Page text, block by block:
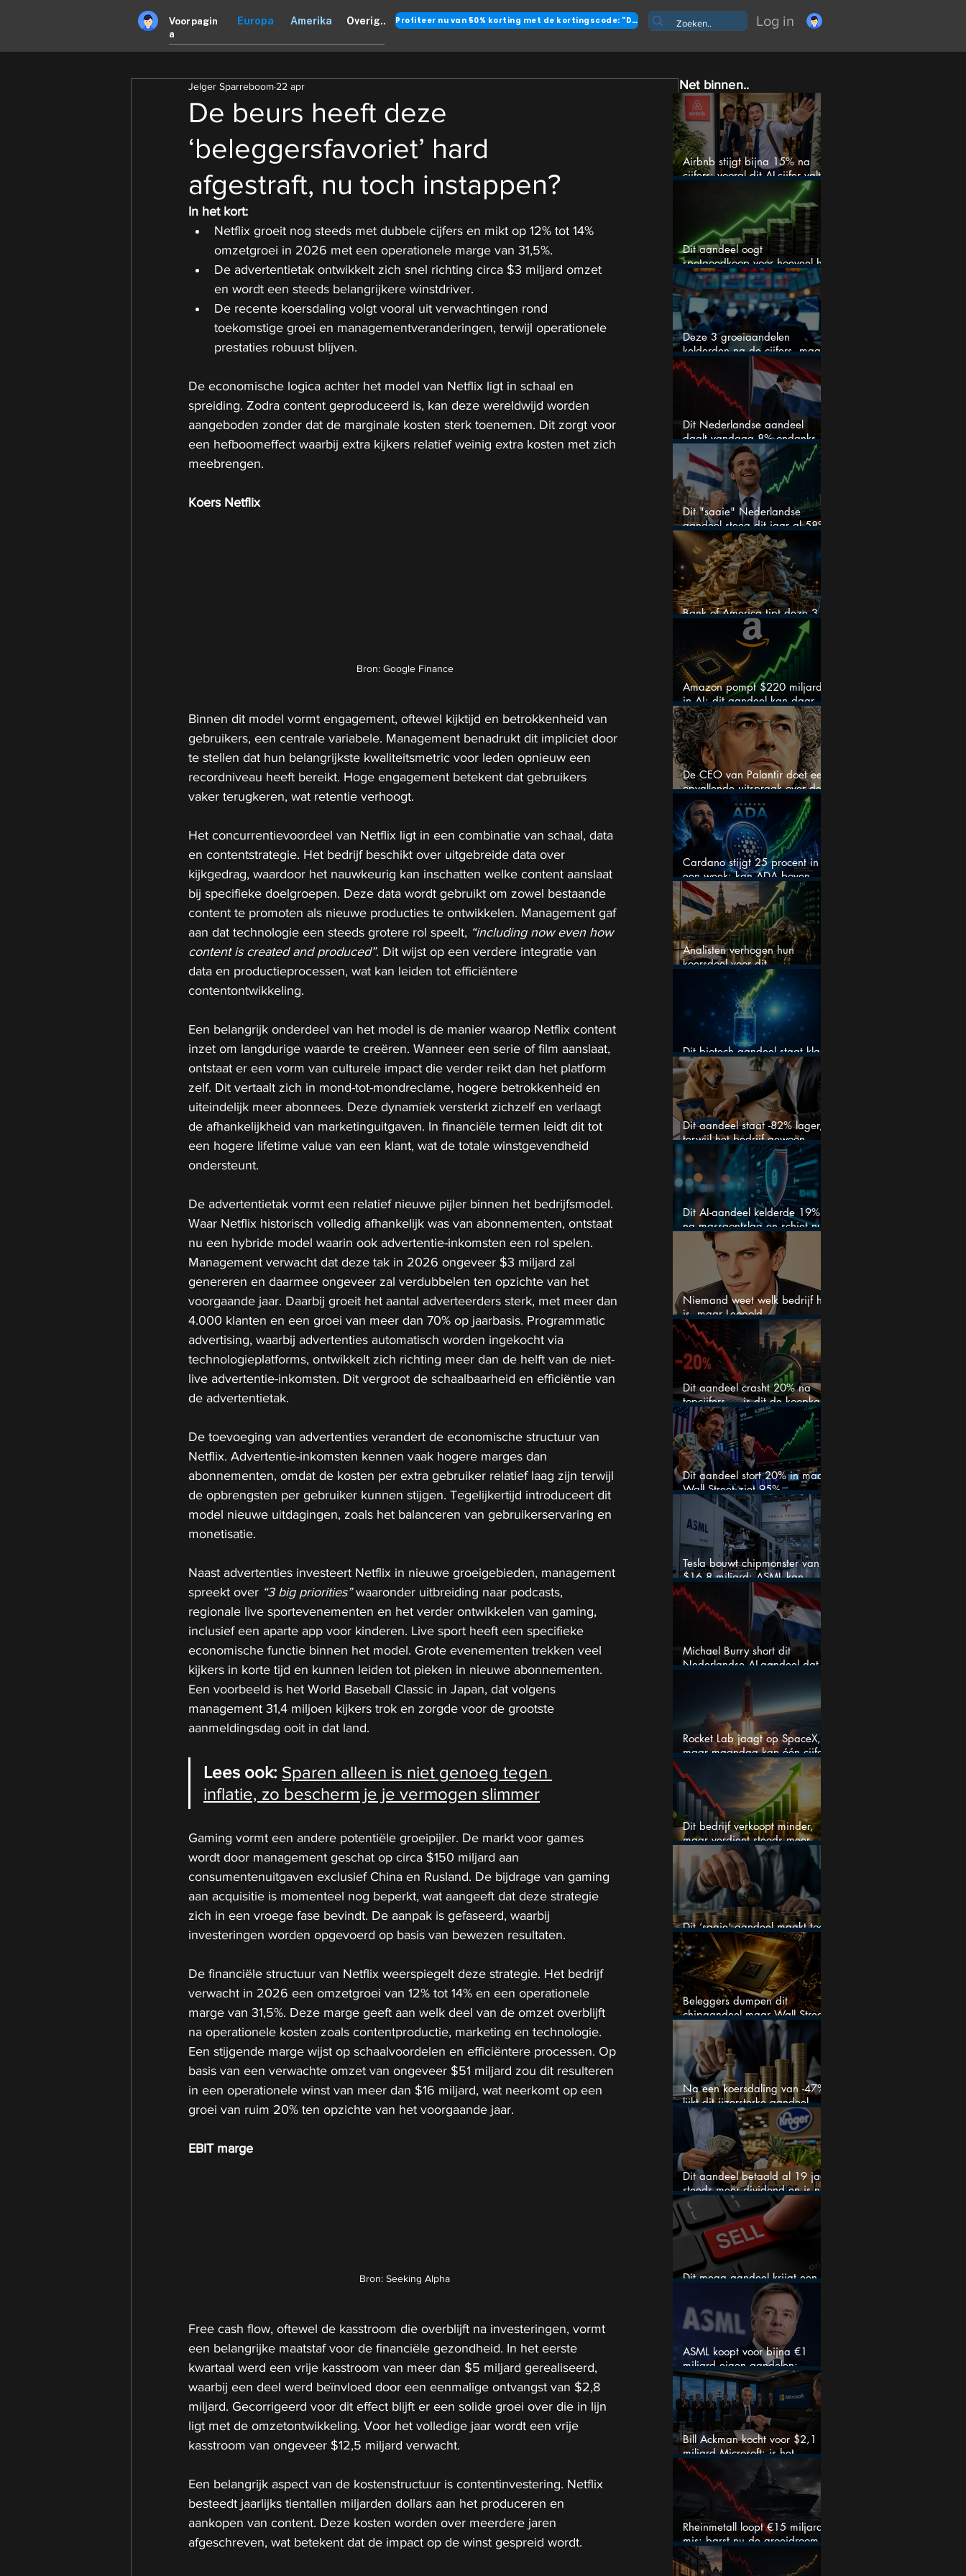
Voorpagin
a
Europa Amerika Overig.. Profiteer nu van 50% korting met de kortingscode: "DANK" Log in
De beurs heeft deze
‘beleggersfavoriet’ hard
afgestraft, nu toch instappen?
Jelger Sparreboom 22 apr
In het kort:
Netflix groeit nog steeds met dubbele cijfers en mikt op 12% tot 14%
omzetgroei in 2026 met een operationele marge van 31,5%.
De advertentietak ontwikkelt zich snel richting circa $3 miljard omzet
en wordt een steeds belangrijkere winstdriver.
De recente koersdaling volgt vooral uit verwachtingen rond
toekomstige groei en managementveranderingen, terwijl operationele
prestaties robuust blijven.
De economische logica achter het model van Netflix ligt in schaal en
spreiding. Zodra content geproduceerd is, kan deze wereldwijd worden
aangeboden zonder dat de marginale kosten sterk toenemen. Dit zorgt voor
een hefboomeffect waarbij extra kijkers relatief weinig extra kosten met zich
meebrengen.
Koers Netflix
Bron: Google Finance
Binnen dit model vormt engagement, oftewel kijktijd en betrokkenheid van
gebruikers, een centrale variabele. Management benadrukt dit impliciet door
te stellen dat hun belangrijkste kwaliteitsmetric voor leden opnieuw een
recordniveau heeft bereikt. Hoge engagement betekent dat gebruikers
vaker terugkeren, wat retentie verhoogt.
Het concurrentievoordeel van Netflix ligt in een combinatie van schaal, data
en contentstrategie. Het bedrijf beschikt over uitgebreide data over
kijkgedrag, waardoor het nauwkeurig kan inschatten welke content aanslaat
bij specifieke doelgroepen. Deze data wordt gebruikt om zowel bestaande
content te promoten als nieuwe producties te ontwikkelen. Management gaf
aan dat technologie een steeds grotere rol speelt, “including now even how
content is created and produced”. Dit wijst op een verdere integratie van
data en productieprocessen, wat kan leiden tot efficiëntere
contentontwikkeling.
Een belangrijk onderdeel van het model is de manier waarop Netflix content
inzet om langdurige waarde te creëren. Wanneer een serie of film aanslaat,
ontstaat er een vorm van culturele impact die verder reikt dan het platform
zelf. Dit vertaalt zich in mond-tot-mondreclame, hogere betrokkenheid en
uiteindelijk meer abonnees. Deze dynamiek versterkt zichzelf en verlaagt
de afhankelijkheid van marketinguitgaven. In financiële termen leidt dit tot
een hogere lifetime value van een klant, wat de totale winstgevendheid
ondersteunt.
De advertentietak vormt een relatief nieuwe pijler binnen het bedrijfsmodel.
Waar Netflix historisch volledig afhankelijk was van abonnementen, ontstaat
nu een hybride model waarin ook advertentie-inkomsten een rol spelen.
Management verwacht dat deze tak in 2026 ongeveer $3 miljard zal
genereren en daarmee ongeveer zal verdubbelen ten opzichte van het
voorgaande jaar. Daarbij groeit het aantal adverteerders sterk, met meer dan
4.000 klanten en een groei van meer dan 70% op jaarbasis. Programmatic
advertising, waarbij advertenties automatisch worden ingekocht via
technologieplatforms, ontwikkelt zich richting meer dan de helft van de niet-
live advertentie-inkomsten. Dit vergroot de schaalbaarheid en efficiëntie van
de advertentietak.
De toevoeging van advertenties verandert de economische structuur van
Netflix. Advertentie-inkomsten kennen vaak hogere marges dan
abonnementen, omdat de kosten per extra gebruiker relatief laag zijn terwijl
de opbrengsten per gebruiker kunnen stijgen. Tegelijkertijd introduceert dit
model nieuwe uitdagingen, zoals het balanceren van gebruikerservaring en
monetisatie.
Naast advertenties investeert Netflix in nieuwe groeigebieden, management
spreekt over “3 big priorities” waaronder uitbreiding naar podcasts,
regionale live sportevenementen en het verder ontwikkelen van gaming,
inclusief een aparte app voor kinderen. Live sport heeft een specifieke
economische functie binnen het model. Grote evenementen trekken veel
kijkers in korte tijd en kunnen leiden tot pieken in nieuwe abonnementen.
Een voorbeeld is het World Baseball Classic in Japan, dat volgens
management 31,4 miljoen kijkers trok en zorgde voor de grootste
aanmeldingsdag ooit in dat land.
Lees ook: Sparen alleen is niet genoeg tegen
inflatie, zo bescherm je je vermogen slimmer
Gaming vormt een andere potentiële groeipijler. De markt voor games
wordt door management geschat op circa $150 miljard aan
consumentenuitgaven exclusief China en Rusland. De bijdrage van gaming
aan acquisitie is momenteel nog beperkt, wat aangeeft dat deze strategie
zich in een vroege fase bevindt. De aanpak is gefaseerd, waarbij
investeringen worden opgevoerd op basis van bewezen resultaten.
De financiële structuur van Netflix weerspiegelt deze strategie. Het bedrijf
verwacht in 2026 een omzetgroei van 12% tot 14% en een operationele
marge van 31,5%. Deze marge geeft aan welk deel van de omzet overblijft
na operationele kosten zoals contentproductie, marketing en technologie.
Een stijgende marge wijst op schaalvoordelen en efficiëntere processen. Op
basis van een verwachte omzet van ongeveer $51 miljard zou dit resulteren
in een operationele winst van meer dan $16 miljard, wat neerkomt op een
groei van ruim 20% ten opzichte van het voorgaande jaar.
EBIT marge
Bron: Seeking Alpha
Free cash flow, oftewel de kasstroom die overblijft na investeringen, vormt
een belangrijke maatstaf voor de financiële gezondheid. In het eerste
kwartaal werd een vrije kasstroom van meer dan $5 miljard gerealiseerd,
waarbij een deel werd beïnvloed door een eenmalige ontvangst van $2,8
miljard. Gecorrigeerd voor dit effect blijft er een solide groei over die in lijn
ligt met de omzetontwikkeling. Voor het volledige jaar wordt een vrije
kasstroom van ongeveer $12,5 miljard verwacht.
Een belangrijk aspect van de kostenstructuur is contentinvestering. Netflix
besteedt jaarlijks tientallen miljarden dollars aan het produceren en
aankopen van content. Deze kosten worden over meerdere jaren
afgeschreven, wat betekent dat de impact op de winst gespreid wordt.
Net binnen..
Airbnb stijgt bijna 15% na
cijfers: vooral dit AI-cijfer valt
Dit aandeel oogt
spotgoedkoop voor hoeveel het
kan stijgen
Deze 3 groeiaandelen
kelderden na de cijfers, maar
één is mijn duidelijke favoriet
Dit Nederlandse aandeel
daalt vandaag 8% ondanks
zeer sterke halfjaarcijfers en
positieve analistenadviezen:
mooie koopkans?
Dit "saaie" Nederlandse
aandeel steeg dit jaar al 58%
en wordt volgens analisten
onderschat
Bank of America tipt deze 3
chipaandelen
Amazon pompt $220 miljard
in AI: dit aandeel kan daar
explosief van profiteren
De CEO van Palantir doet een
opvallende uitspraak over de
beurs
Cardano stijgt 25 procent in
een week: kan ADA boven
$0,20 blijven?
Analisten verhogen hun
koersdoel voor dit
Nederlandse aandeel — maar
is het al te laat om in te
stappen?
Dit biotech aandeel staat klaar
voor een flinke rally
Dit aandeel staat -82% lager,
terwijl het bedrijf gewoon
groeit
Dit AI-aandeel kelderde 19%
na massaontslag en schiet nu
15% omhoog
Niemand weet welk bedrijf het
is, maar Leopold
Aschenbrenner zet er nu $500
miljoen op
Dit aandeel crasht 20% na
topcijfers — is dit de koopkans
waar beleggers op wachtten?
Dit aandeel stort 20% in maar
Wall Street ziet 95%
koerspotentieel
Tesla bouwt chipmonster van
$16,8 miljard: ASML kan
grote winnaar worden
Michael Burry short dit
Nederlandse AI-aandeel dat
Rocket Lab jaagt op SpaceX,
maar maandag kan één cijfer
de droom doorprikken?
Dit bedrijf verkoopt minder,
maar verdient steeds meer —
hoe lang kan dit sprookje
doorgaan?
Dit ‘saaie’ aandeel maakt toch
bizar veel winst
Beleggers dumpen dit
chipaandeel maar Wall Street
ziet een zeldzame koopkans
Na een koersdaling van -47%
lijkt dit ijzersterke aandeel
aantrekkelijker dan ooit
Dit aandeel betaald al 19 jaar
steeds meer dividend en is nu
goedkoop
Dit mega aandeel krijgt een
zeldzaam verkoopadvies
ASML koopt voor bijna €1
miljard eigen aandelen:
slimme zet of dure timing?
Bill Ackman kocht voor $2,1
miljard Microsoft: is het
aandeel na de koerssprong
nog aantrekkelijk?
Rheinmetall loopt €15 miljard
mis: barst nu de groeidroom
van het defensiebedrijf?